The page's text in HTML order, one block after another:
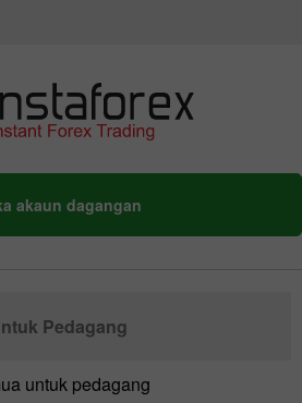
akaun dagangan
Pedagang
untuk pedagang